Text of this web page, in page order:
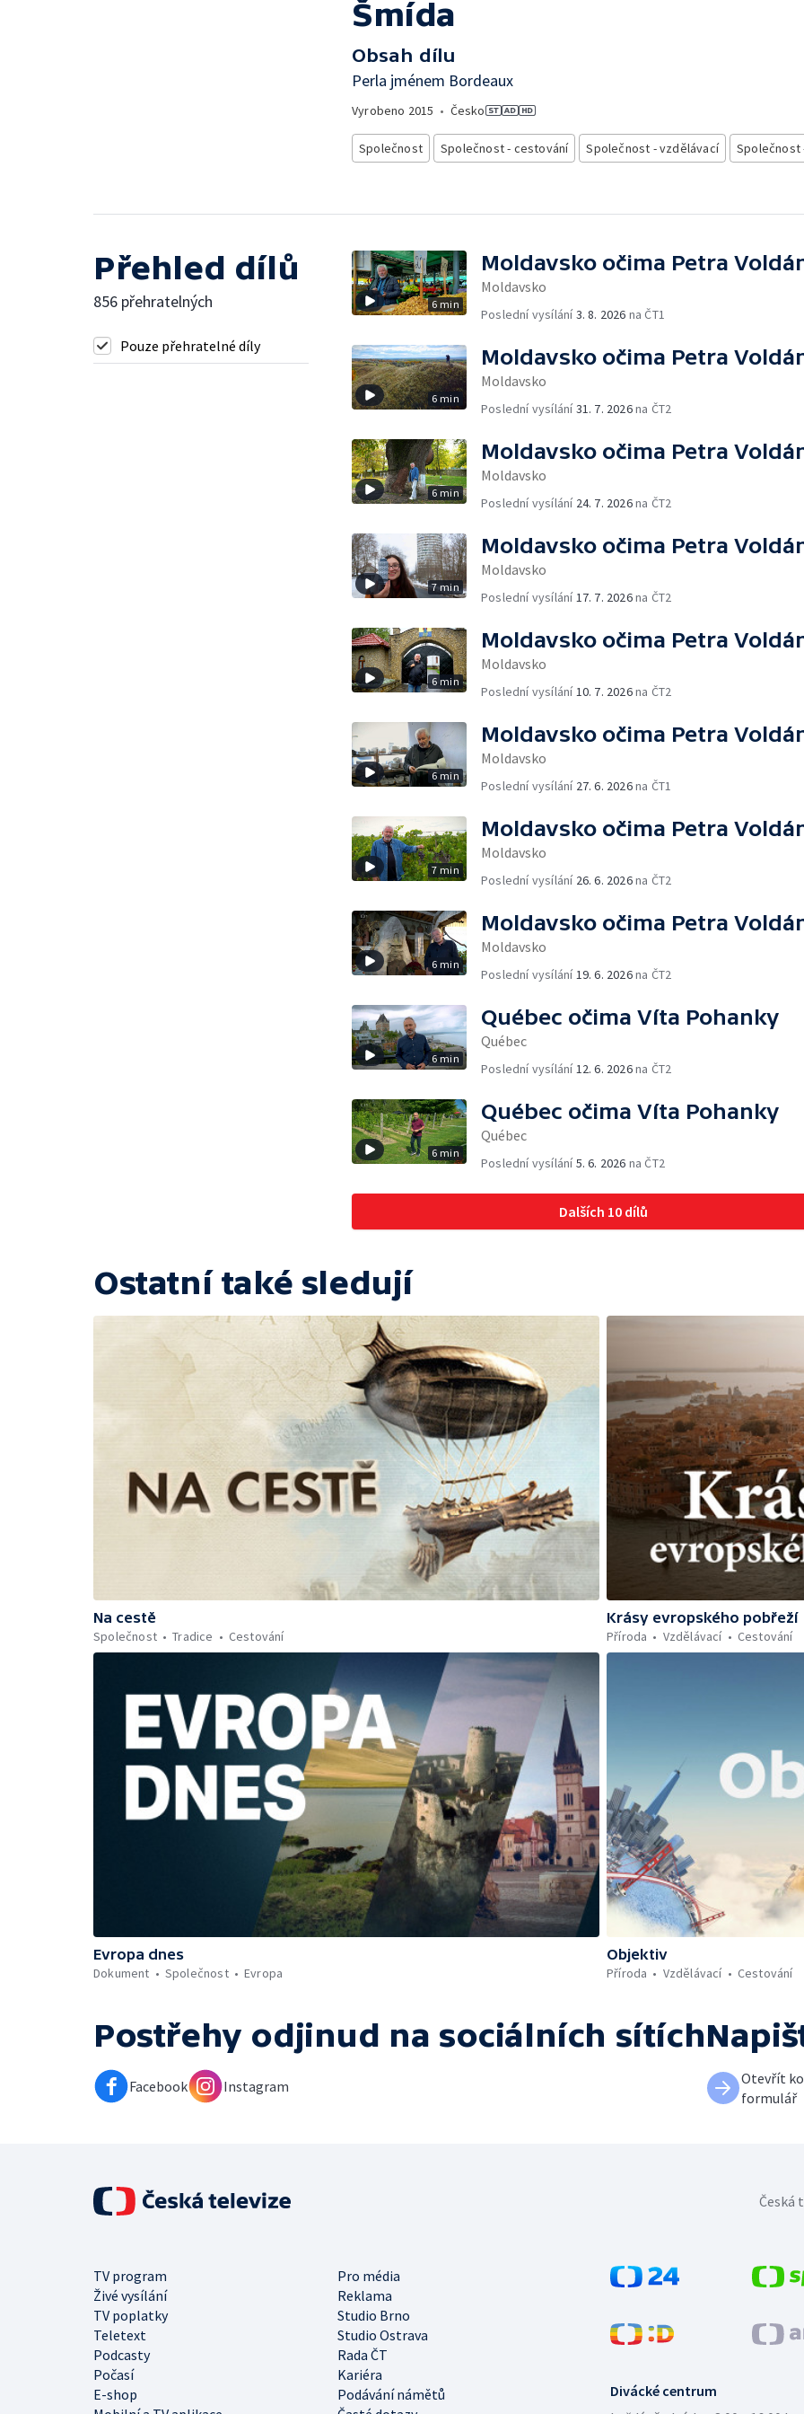
Šmída
Obsah dílu
Perla jménem Bordeaux
Vyrobeno 2015 • Česko
Společnost Společnost - cestování Společnost - vzdělávací Společnost
Přehled dílů
856 přehratelných
Pouze přehratelné díly
6 min
Moldavsko očima Petra
Moldavsko
Poslední vysílání3. 8. 2026 na ČT1
6 min
Moldavsko očima Petra
Moldavsko
Poslední vysílání31. 7. 2026na ČT2
6 min
Moldavsko očima Petra
Moldavsko
Poslední vysílání 24. 7. 2026na ČT2
7 min
Moldavsko očima Petra
Moldavsko
Poslední vysílání 17. 7. 2026na ČT2
6 min
Moldavsko očima Petra
Moldavsko
Poslední vysílání 10. 7. 2026na ČT2
6 min
Moldavsko očima Petra
Moldavsko
Poslední vysílání 27. 6. 2026na ČT1
7 min
Moldavsko očima Petra
Moldavsko
Poslední vysílání 26. 6. 2026na ČT2
6 min
Moldavsko očima Petra
Moldavsko
Poslední vysílání 19. 6. 2026na ČT2
6 min
Québec očima Víta Pohanky
Québec
Poslední vysílání 12. 6. 2026na ČT2
6 min
Québec očima Víta Pohanky
Québec
Poslední vysílání5. 6. 2026 na ČT2
Dalších 10 dílů
Ostatní také sledují
Na cestě
Společnost
Tradice Cestování
Krásy evropského pobřeží
Příroda
Vzdělávací Cestování
Evropa dnes
Dokument
Společnost Evropa
Objektiv
Příroda
Vzdělávací Cestování
Postřehy odjinud na sociálních sítích
Facebook Instagram
Otevřít
formulář
Divácké centrum
TV program
Pro média
Živé vysílání
Reklama
TV poplatky
Studio Brno
Teletext
Studio Ostrava
Podcasty
Rada ČT
Počasí
Kariéra
E-shop
Podávání námětů
Česká